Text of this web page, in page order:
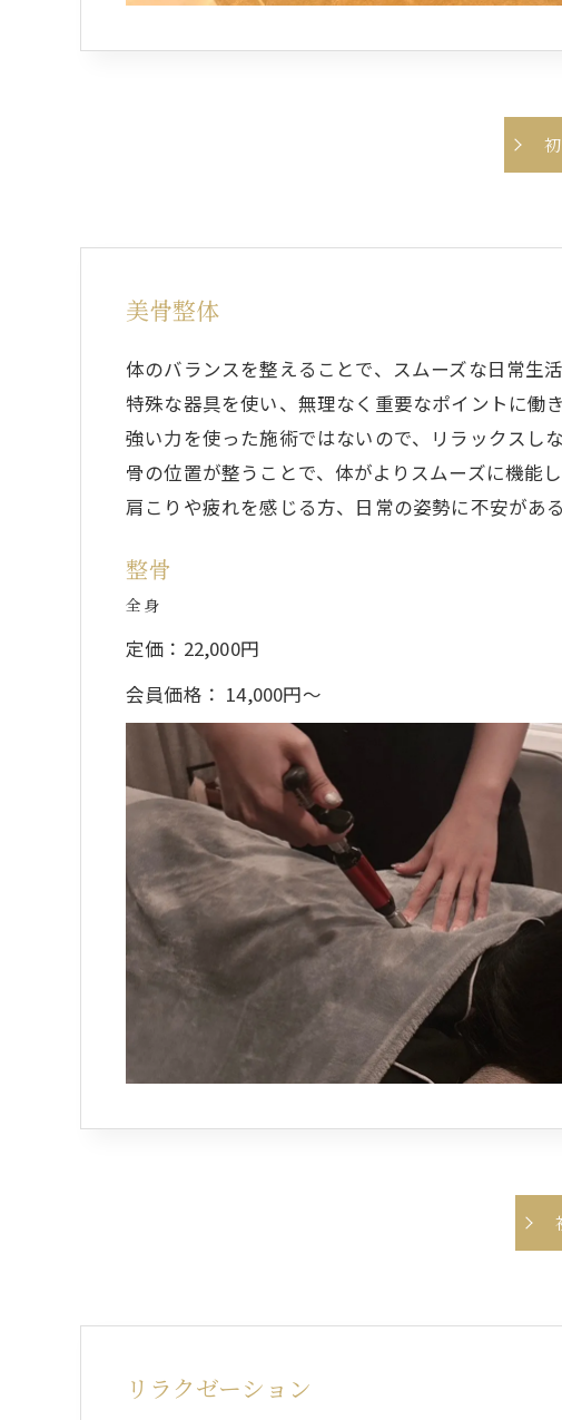
美骨整体
体のバランスを整えることで、スムーズな日常生
特殊な器具を使い、無理なく重要なポイントに働
強い力を使った施術ではないので、リラックスし
骨の位置が整うことで、体がよりスムーズに機能
肩こりや疲れを感じる方、日常の姿勢に不安があ
整骨
全身
定価：22,000円
会員価格： 14,000円～
リラクゼーション